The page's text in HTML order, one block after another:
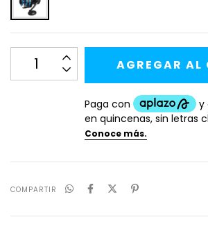
COMPARTIR